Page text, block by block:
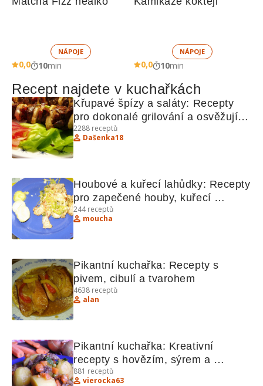
NÁPOJE
0,0 10min
NÁPOJE
0,0 10min
Recept najdete v kuchařkách
Křupavé špízy a saláty: Recepty
pro dokonalé grilování a osvěžující
saláty
2288 receptů
Dašenka18
Houbové a kuřecí lahůdky: Recepty
pro zapečené houby, kuřecí
nudličky a další lahodné pokrmy
244receptů
moucha
Pikantní kuchařka: Recepty s
pivem, cibulí a tvarohem
4638 receptů
alan
Pikantní kuchařka: Kreativní
recepty s hovězím, sýrem a
borůvkami
881 receptů
vierocka63